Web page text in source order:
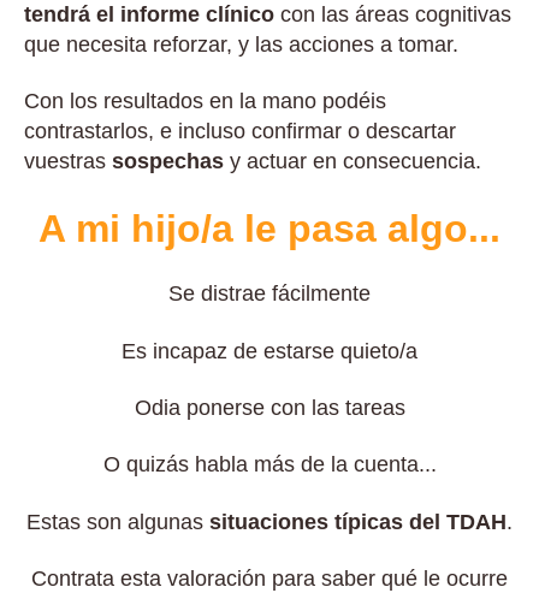
tendrá el informe clínico con las áreas cognitivas
que necesita reforzar, y las acciones a tomar.
Con los resultados en la mano podéis
contrastarlos, e incluso confirmar o descartar
vuestras sospechas y actuar en consecuencia.
A mi hijo/a le pasa algo...
Se distrae fácilmente
Es incapaz de estarse quieto/a
Odia ponerse con las tareas
O quizás habla más de la cuenta...
Estas son algunas situaciones típicas del TDAH.
Contrata esta valoración para saber qué le ocurre